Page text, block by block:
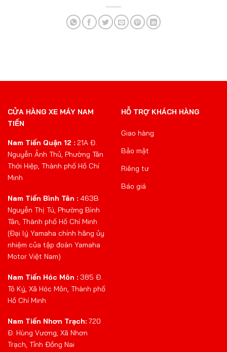
CỬA HÀNG XE MÁY NAM
TIẾN
Nam Tiến Quận 12 : 21A Đ.
Nguyễn Ảnh Thủ, Phường Tân
Thới Hiệp, Thành phố Hồ Chí
Minh
Nam Tiến Bình Tân : 463B
Nguyễn Thị Tú, Phường Bình
Tân, Thành phố Hồ Chí Minh
(Đại lý Yamaha chính hãng ủy
nhiệm của tập đoàn Yamaha
Motor Việt Nam)
Nam Tiến Hóc Môn : 385 Đ.
Tô Ký, Xã Hóc Môn, Thành phố
Hồ Chí Minh
Nam Tiến Nhơn Trạch: 720
Đ. Hùng Vương, Xã Nhơn
Trạch, Tỉnh Đồng Nai
HỖ TRỢ KHÁCH HÀNG
Giao hàng
Bảo mật
Riêng tư
Báo giá